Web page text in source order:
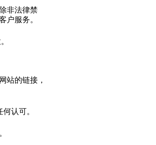
非法律禁
户服务。
站的链接，
认可。